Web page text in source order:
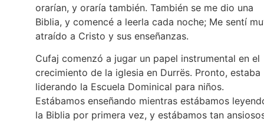
orarían, y oraría también. También se me dio una
Biblia, y comencé a leerla cada noche; Me sentí
atraído a Cristo y sus enseñanzas.
Cufaj comenzó a jugar un papel instrumental en el
crecimiento de la iglesia en Durrës. Pronto, estaba
liderando la Escuela Dominical para niños.
Estábamos enseñando mientras estábamos
la Biblia por primera vez, y estábamos tan